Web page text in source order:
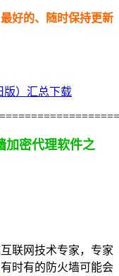
好的、随时保持更新
版）汇总下载
加密代理软件之
联网技术专家，专家
时有的防火墙可能会